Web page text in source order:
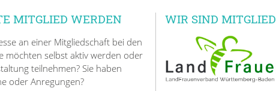
MITGLIED WERDEN
an einer Mitgliedschaft bei den
möchten selbst aktiv werden oder
teilnehmen? Sie haben
oder Anregungen?
WIR SIND MITGLIED